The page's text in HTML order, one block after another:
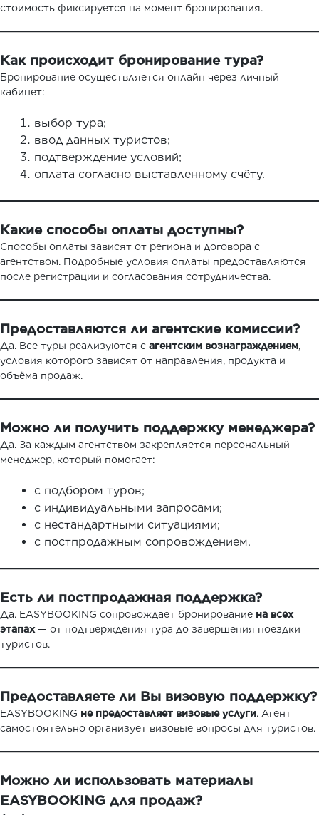
стоимость фиксируется на момент бронирования.
Как происходит бронирование тура?
Бронирование осуществляется онлайн через личный
кабинет:
выбор тура;
ввод данных туристов;
подтверждение условий;
оплата согласно выставленному счёту.
Какие способы оплаты доступны?
Способы оплаты зависят от региона и договора с
агентством. Подробные условия оплаты предоставляются
после регистрации и согласования сотрудничества.
Предоставляются ли агентские комиссии?
Да. Все туры реализуются с агентским вознаграждением,
условия которого зависят от направления, продукта и
объёма продаж.
Можно ли получить поддержку менеджера?
Да. За каждым агентством закрепляется персональный
менеджер, который помогает:
с подбором туров;
с индивидуальными запросами;
с нестандартными ситуациями;
с постпродажным сопровождением.
Есть ли постпродажная поддержка?
Да. EASYBOOKING сопровождает бронирование на всех
этапах— от подтверждения тура до завершения поездки
туристов.
Предоставляете ли Вы визовую поддержку?
EASYBOOKING не предоставляет визовые услуги. Агент
самостоятельно организует визовые вопросы для туристов.
Можно ли использовать материалы
EASYBOOKING для продаж?